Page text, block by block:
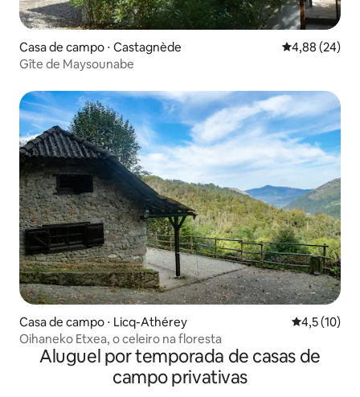
Casa de campo ⋅ Castagnède 4,88 de uma
4,88 (24)
Gîte de Maysounabe
Casa de campo ⋅ Licq-Athérey 4,5 de uma
4,5 (10)
Oihaneko Etxea, o celeiro na floresta
Aluguel por temporada de casas de
campo privativas